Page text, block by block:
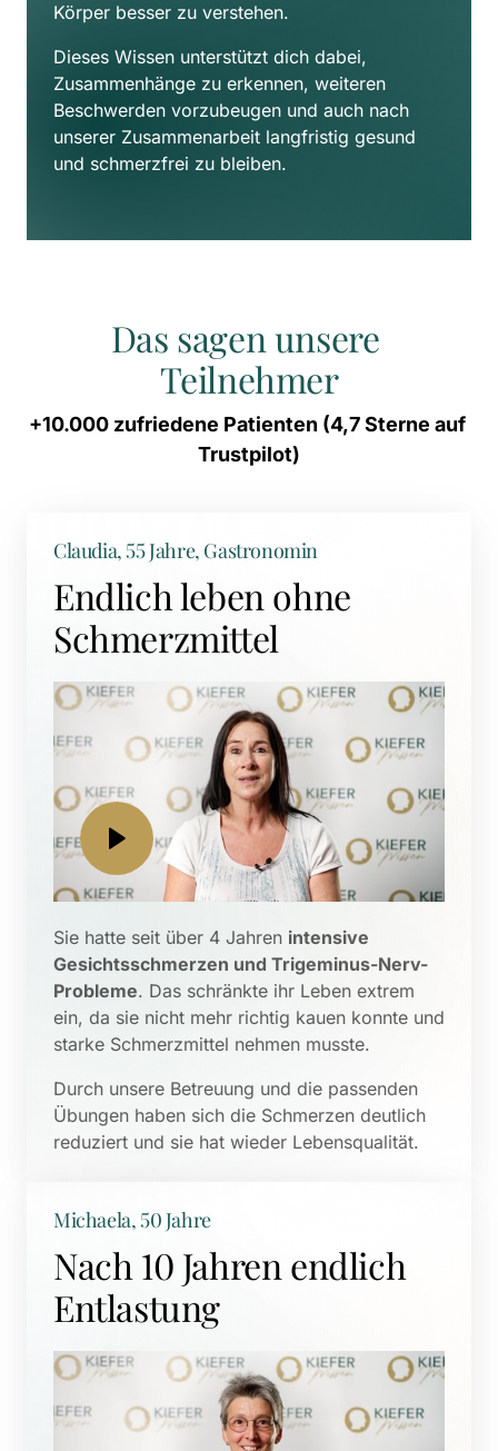
Körper besser zu verstehen.
Dieses Wissen unterstützt dich dabei,
Zusammenhänge zu erkennen, weiteren
Beschwerden vorzubeugen und auch nach
unserer Zusammenarbeit langfristig gesund
und schmerzfrei zu bleiben.
Das sagen unsere
Teilnehmer
+10.000 zufriedene Patienten (4,7 Sterne
auf
Trustpilot)
Claudia, 55 Jahre, Gastronomin
Endlich leben ohne
Schmerzmittel
Sie hatte seit über 4 Jahren intensive
Gesichtsschmerzen und Trigeminus-Nerv-
Probleme. Das schränkte ihr Leben extrem
ein, da sie nicht mehr richtig kauen konnte und
starke Schmerzmittel nehmen musste.
Durch unsere Betreuung und die passenden
Übungen haben sich die Schmerzen deutlich
reduziert und sie hat wieder Lebensqualität.
Michaela, 50 Jahre
Nach 10 Jahren endlich
Entlastung